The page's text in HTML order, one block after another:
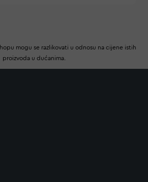
mogu se razlikovati u odnosu na cijene istih
proizvoda u dućanima.